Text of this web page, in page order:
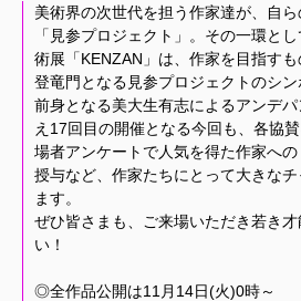
美術界の次世代を担う作家達が、自
「見参プロジェクト」。その一環と
術展「KENZAN」は、作家を目指す
登竜門となる見参プロジェクトのシン
前身となる美大生有志によるアンデ
え17回目の開催となる今回も、各協
場者アンケートで人気を得た作家へ
授与など、作家たちにとって大きな
ます。
ぜひ皆さまも、ご来場いただき若き
い！
◎全作品公開は11月14日(火)0時～